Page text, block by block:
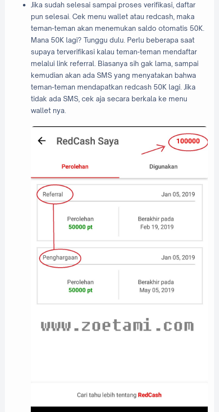
Jika sudah selesai sampai proses verifikasi, daftar
pun selesai. Cek menu wallet atau redcash, maka
teman-teman akan menemukan saldo otomatis 50K.
Mana 50K lagi? Tunggu dulu. Perlu beberapa saat
supaya terverifikasi kalau teman-teman mendaftar
melalui link referral. Biasanya sih gak lama, sampai
kemudian akan ada SMS yang menyatakan bahwa
teman-teman mendapatkan redcash 50K lagi. Jika
tidak ada SMS, cek aja secara berkala ke menu
wallet nya.